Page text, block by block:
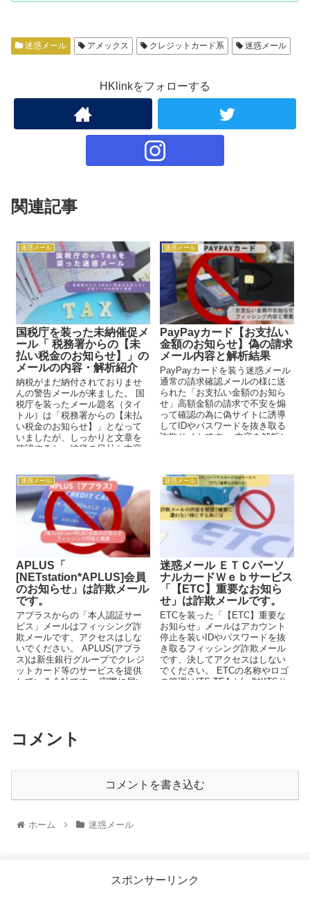
迷惑メール アメックス クレジットカード系 迷惑メール
HKlinkをフォローする
関連記事
迷惑メール
国税庁を装った未納催促メ
ール「 税務署からの【未
払い税金のお知らせ】」の
メールの内容・解析紹介
納税がまだ納付されておりませ
んの警告メールが来ました。 国
税庁を装ったメール題名（タイ
トル）は「税務署からの【未払
い税金のお知らせ】」となって
いましたが、しっかりと文章を
確認すると、納税の日付も内容
迷惑メール
PayPayカード【お支払い
金額のお知らせ】偽の請求
メール内容と解析結果
PayPayカードを装う迷惑メール
通常の請求確認メールの様に送
られた「お支払い金額のお知ら
せ」高額金額の請求で不安を煽
って確認の為に偽サイトに誘導
してIDやパスワードを抜き取る
詐欺サイトです。 内容を解析し
迷惑メール
APLUS「
[NETstation*APLUS]会員
のお知らせ」は詐欺メール
です。
アプラスからの「本人認証サー
ビス」メールはフィッシング詐
欺メールです、アクセスはしな
いでください。 APLUS(アプラ
ス)は新生銀行グループでクレジ
ットカード等のサービスを提供
している会社です。 実際に届い
迷惑メール
迷惑メール ＥＴＣパーソ
ナルカードＷｅｂサービス
「【ETC】重要なお知ら
せ」は詐欺メールです。
ETCを装った「【ETC】重要な
お知らせ」メールはアカウント
停止を装いIDやパスワードを抜
き取るフィッシング詐欺メール
です、決してアクセスはしない
でください。 ETCの名称やロゴ
の管理はITS-TEA｜(一財)ITSサ
コメント
コメントを書き込む
ホーム 迷惑メール
スポンサーリンク